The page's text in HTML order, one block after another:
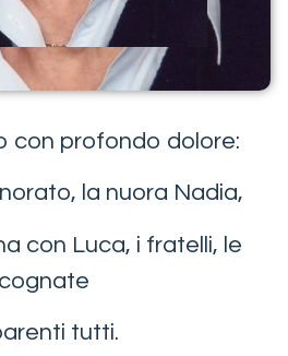
con profondo dolore:
la nuora Nadia,
con Luca, i fratelli, le
cognate
tutti.